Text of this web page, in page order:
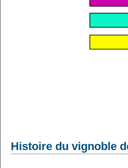
Histoire du vignoble